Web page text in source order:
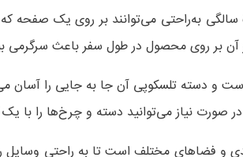
کودکان از سن یک سالگی تا حدود ۵ سالگی به‌راحتی
آن بر روی محصول در طول سفر باعث
صورت نیاز می‌توانید دسته و چرخ‌ها را با
و فضاهای مختلف است تا به راحتی وسایل